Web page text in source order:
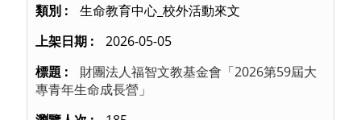
生命教育中心_校外活動來文
2026-05-05
財團法人福智文教基金會「2026第59屆大
專青年生命成長營」